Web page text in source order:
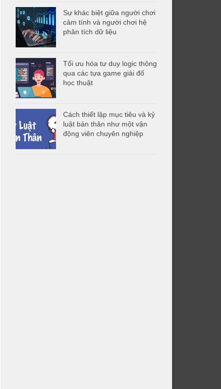
Sự khác biệt giữa người chơi
cảm tính và người chơi hệ
phân tích dữ liệu
Tối ưu hóa tư duy logic thông
qua các tựa game giải đố
học thuật
Cách thiết lập mục tiêu và kỷ
luật bản thân như một vận
động viên chuyên nghiệp